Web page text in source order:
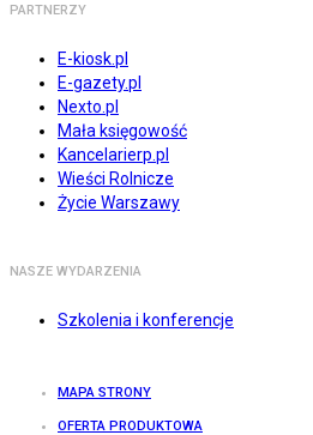
PARTNERZY
E-kiosk.pl
E-gazety.pl
Nexto.pl
Mała księgowość
Kancelarierp.pl
Wieści Rolnicze
Życie Warszawy
NASZE WYDARZENIA
Szkolenia i konferencje
MAPA STRONY
OFERTA PRODUKTOWA